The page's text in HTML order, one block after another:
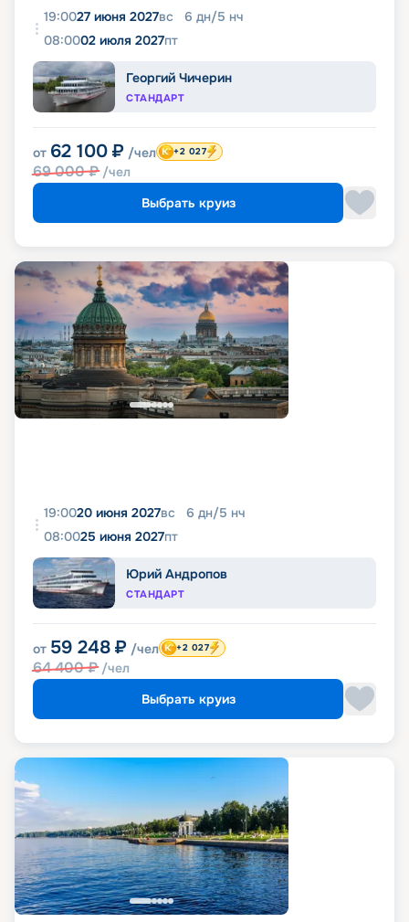
19:0027 июня 2027вс 6 дн/5 нч
08:0002 июля 2027пт
Георгий Чичерин
СТАНДАРТ
от 62 100 ₽ /чел
69 000₽ /чел
+2 027
Выбрать круиз
19:0020 июня 2027вс 6 дн/5 нч
08:0025 июня 2027пт
Юрий Андропов
СТАНДАРТ
от 59 248 ₽ /чел
64 400₽ /чел
+2 027
Выбрать круиз